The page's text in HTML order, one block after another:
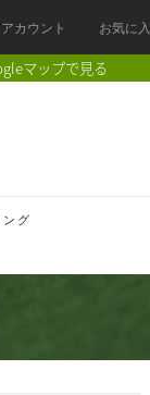
カウント お気に
マップで見る
グ